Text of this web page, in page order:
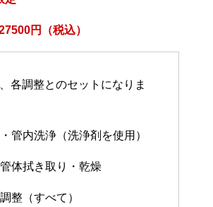
円（税込）
各調整とのセットになりま
管内洗浄（洗浄剤を使用）
体拭き取り・乾燥
整（すべて）